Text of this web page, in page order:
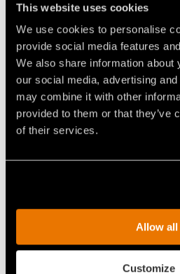
This website uses cookies
We use cookies to personalise
provide social media features
We also share information about
our social media, advertising
may combine it with other
provided to them or that they’ve
of their services.
Allow all
Customize
un seul équipement.
✔ Contre-couteau réglable,
Hardox, porte hydraulique,
hydraulique en option.
✔ Disponible en deux largeurs
APPLICATIONS :
✔ Remise en état des terres
✔ Broyage de pierres
✔ Entretien des plantations
✔ Mélange du sol